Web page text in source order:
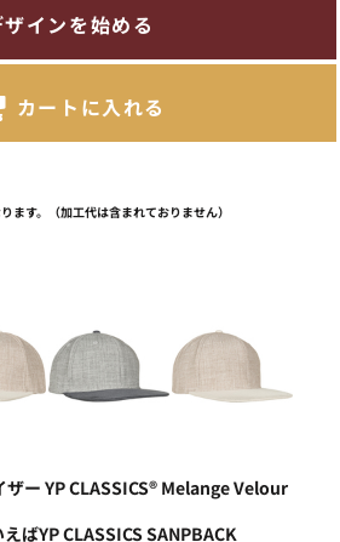
ザインを始める
カートに入れる
ます。（加工代は含まれておりません）
ザー YP CLASSICS® Melange Velour
ばYP CLASSICS SANPBACK